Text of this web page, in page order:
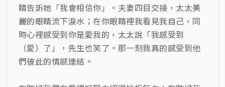
睛告訴她「我會相信你」。夫妻四目交接，太太美
麗的眼睛流下淚水；在你眼睛裡我看見我自己，同
時心裡感受到你是愛我的，太太說「我感受到
（愛）了」，先生也笑了。那一刻我真的感受到他
們彼此的情感連結。